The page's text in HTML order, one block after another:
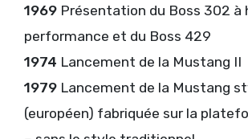
1969 Présentation du Boss 302 à
performance et du Boss 429
1974 Lancement de la Mustang II
1979 Lancement de la Mustang
(européen) fabriquée sur la